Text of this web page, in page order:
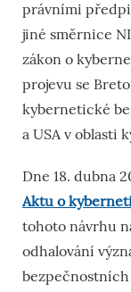
právními
jiné směrnice
zákon o
projevu se
kybernetické
a USA v oblasti
Dne 18. dubna
Aktu o
tohoto návrhu
odhalování